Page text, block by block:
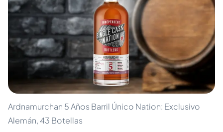
Ardnamurchan 5 Años Barril Único Nation: Exclusivo
Alemán, 43 Botellas